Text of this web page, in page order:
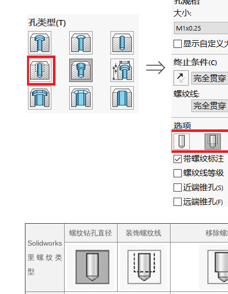
⇒
Solidworks
里螺纹类
型
螺纹钻孔直径 装饰螺纹线 移除